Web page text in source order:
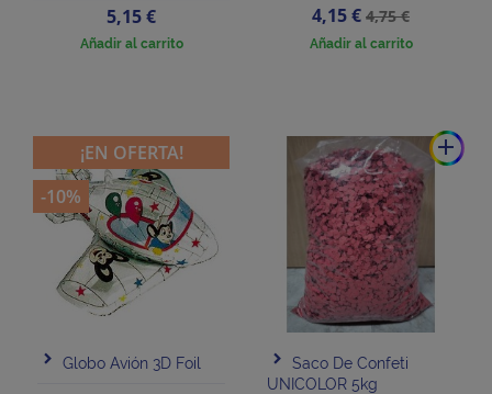
Precio
5,15 €
Añadir al carrito
Precio
4,15 €Precio
base
4,75 €
Añadir al carrito
Globo Avión 3D Foil
¡EN OFERTA!
-10%
add
Saco De Confeti
UNICOLOR 5kg